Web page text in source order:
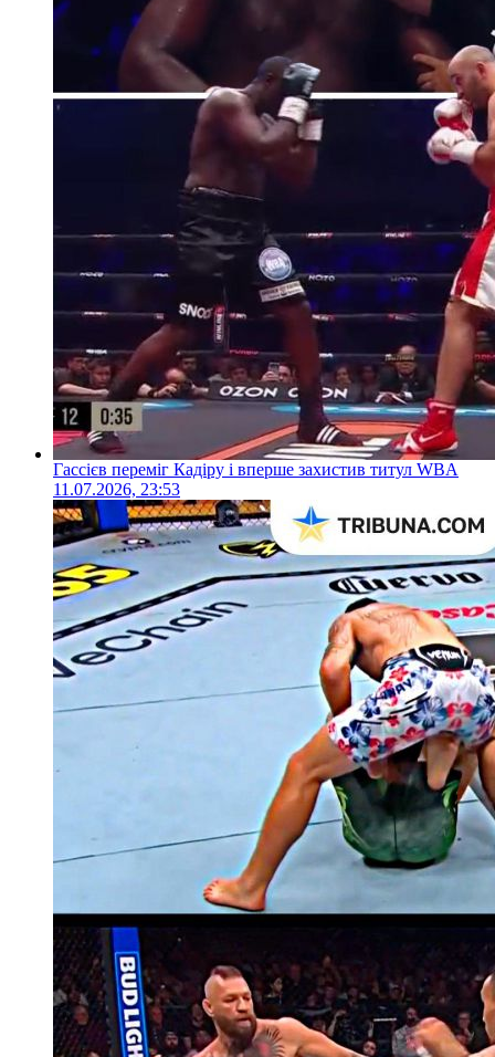
Гассієв переміг Кадіру і вперше захистив титул WBA
11.07.2026, 23:53